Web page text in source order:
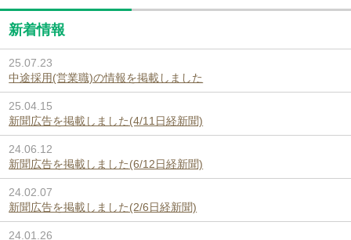
新着情報
25.07.23
中途採用(営業職)の情報を掲載しました
25.04.15
新聞広告を掲載しました(4/11日経新聞)
24.06.12
新聞広告を掲載しました(6/12日経新聞)
24.02.07
新聞広告を掲載しました(2/6日経新聞)
24.01.26